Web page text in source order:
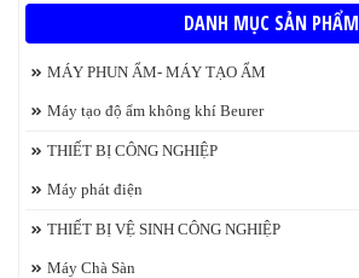
DANH MỤC SẢN PHẨM
MÁY PHUN ẨM- MÁY TẠO ẨM
Máy tạo độ ẩm không khí Beurer
THIẾT BỊ CÔNG NGHIỆP
Máy phát điện
THIẾT BỊ VỆ SINH CÔNG NGHIỆP
Máy Chà Sàn